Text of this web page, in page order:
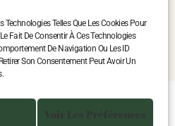
Technologies Telles Que Les Cookies Pour
Fait De Consentir À Ces Technologies
De Navigation Ou Les ID
Son Consentement Peut Avoir Un
Voir Les Préférences
Mentions légales CGV Cookies